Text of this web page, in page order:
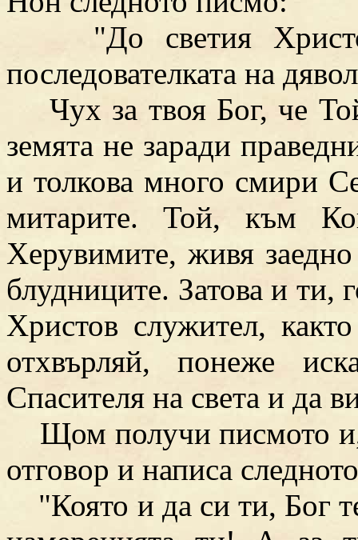
"До светия
последователката на
Чух за твоя Бог, че
земята не заради
и толкова много смири
митарите. Той, към
Херувимите, живя
блудниците. Затова и ти,
Христов служител,
отхвърляй, понеже
Спасителя на света и да
Щом получи писмото и,
отговор и написа
"Която и да си ти, Бог